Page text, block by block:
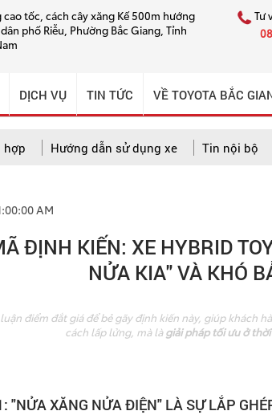
cao tốc, cách cây xăng Kế 500m hướng
phố Riễu, Phường Bắc Giang, Tỉnh
Tư
DỊCH VỤ TIN TỨC VỀ TOYOTA BẮC
hợp Hướng dẫn sử dụng xe Tin nội bộ
AM
ĐỊNH KIẾN: XE HYBRID
NỬA KIA" VÀ KHÓ
điểm đắt giá để bẻ gãy định kiến này, giúp khách
cách lấp lửng, mà làgiải pháp tối ưu ở
"NỬA XĂNG NỬA ĐIỆN" LÀ SỰ LẮP